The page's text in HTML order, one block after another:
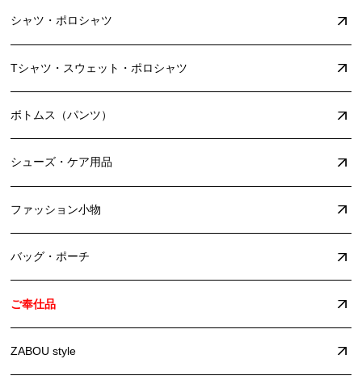
シャツ・ポロシャツ
Tシャツ・スウェット・ポロシャツ
ボトムス（パンツ）
シューズ・ケア用品
ファッション小物
バッグ・ポーチ
ご奉仕品
ZABOU style